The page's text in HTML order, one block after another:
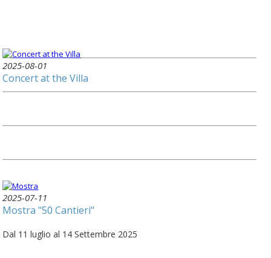
2025-08-01
Concert at the Villa
2025-07-11
Mostra "50 Cantieri"
Dal 11 luglio al 14 Settembre 2025